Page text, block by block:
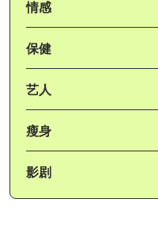
情感
保健
艺人
瘦身
影剧